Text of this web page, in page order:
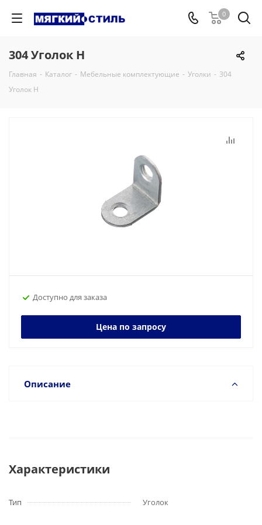
0
304 Уголок Н
Главная - Каталог - Мебельные комплектующие - Уголки - 304
Уголок Н
Доступно для заказа
Цена по запросу
Описание
Характеристики
Тип Уголок